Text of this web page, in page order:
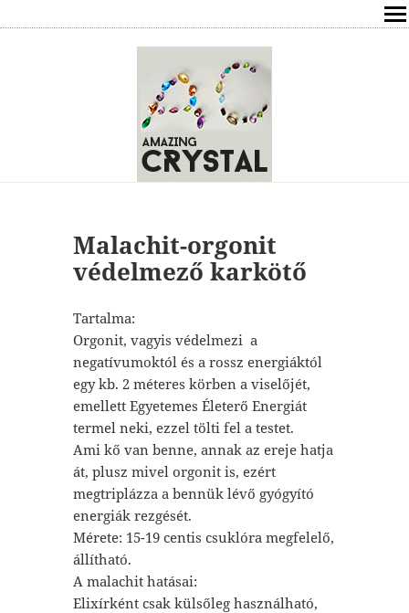
ÍRÁSOK
ÁSVÁNYOK HATÁSAI
ELÉRHETŐSÉG
ONLINE GYÓGYÍTÁS,TANÁCSADÁS
VÁSÁRLÁS / KOSÁR
Malachit-orgonit
védelmező karkötő
Tartalma:
Orgonit, vagyis védelmezi a
negatívumoktól és a rossz energiáktól
egy kb. 2 méteres körben a viselőjét,
emellett Egyetemes Életerő Energiát
termel neki, ezzel tölti fel a testet.
Ami kő van benne, annak az ereje hatja
át, plusz mivel orgonit is, ezért
megtriplázza a bennük lévő gyógyító
energiák rezgését.
Mérete: 15-19 centis csuklóra megfelelő,
állítható.
A malachit hatásai:
Elixírként csak külsőleg használható,